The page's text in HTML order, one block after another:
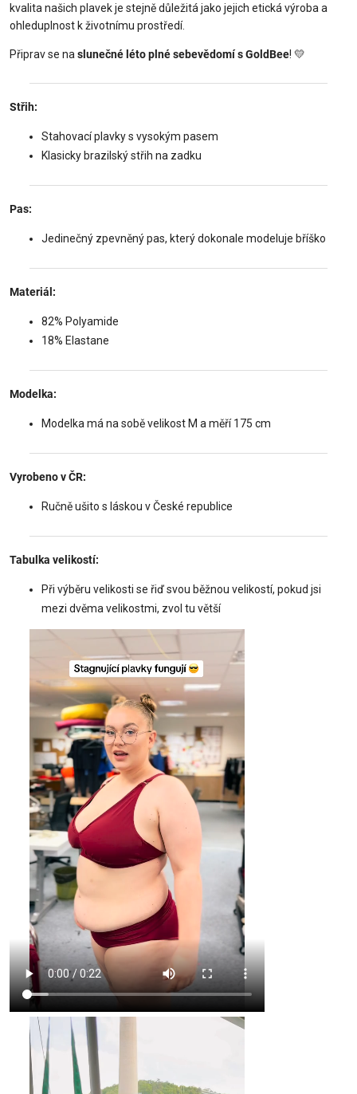
kvalita našich plavek je stejně důležitá jako jejich etická výroba a
ohleduplnost k životnímu prostředí.
Připrav se na slunečné léto plné sebevědomí s GoldBee! 💛
Střih:
Stahovací plavky s vysokým pasem
Klasicky brazilský střih na zadku
Pas:
Jedinečný zpevněný pas, který dokonale modeluje bříško
Materiál:
82% Polyamide
18% Elastane
Modelka:
Modelka má na sobě velikost M a měří 175 cm
Vyrobeno v ČR:
Ručně ušito s láskou v České republice
Tabulka velikostí:
Při výběru velikosti se řiď svou běžnou velikostí, pokud jsi
mezi dvěma velikostmi, zvol tu větší